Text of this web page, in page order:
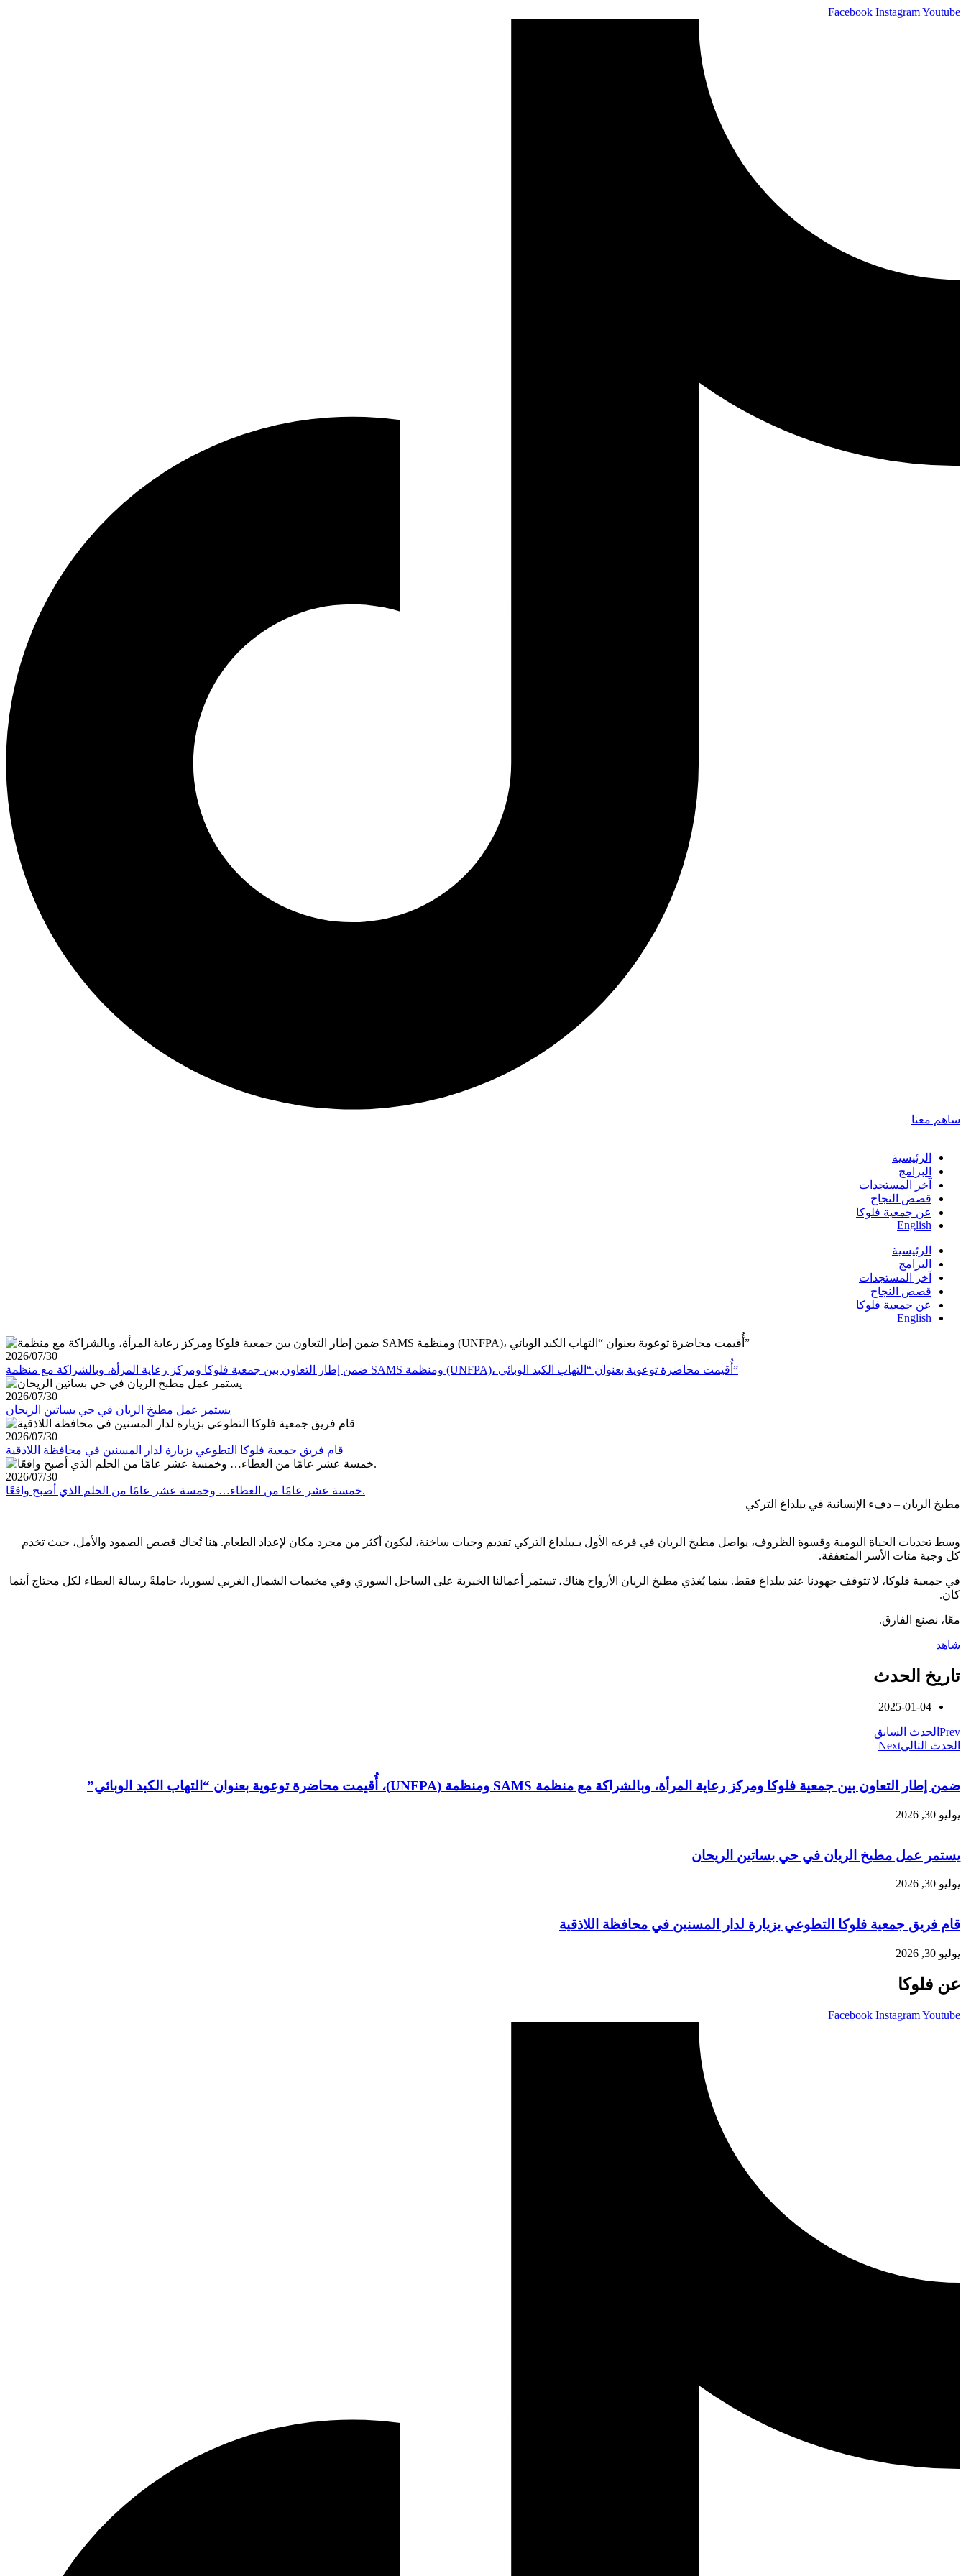
Skip
Facebook InstagramYoutube
ساهم معنا
الرئيسية
البرامج
آخر المستجدات
قصص النجاح
عن جمعية فلوكا
English
الرئيسية
البرامج
آخر المستجدات
قصص النجاح
عن جمعية فلوكا
English
2026/07/30
ضمن إطار التعاون بين جمعية فلوكا ومركز رعاية المرأة، وبالشراكة مع منظمة SAMS ومنظمة (UNFPA)، أُقيمت محاضرة توعوية بعنوان “التهاب الكبد الوبائي”
2026/07/30
يستمر عمل مطبخ الريان في حي بساتين الريحان
2026/07/30
قام فريق جمعية فلوكا التطوعي بزيارة لدار المسنين في محافظة اللاذقية
2026/07/30
خمسة عشر عامًا من العطاء… وخمسة عشر عامًا من الحلم الذي أصبح واقعًا.
مطبخ الريان – دفء الإنسانية في ييلداغ التركي
وسط تحديات الحياة اليومية وقسوة الظروف، يواصل مطبخ الريان في فرعه الأول بـييلداغ التركي تقديم وجبات ساخنة، ليكون أكثر من مجرد مكان لإعداد الطعام. هنا تُحاك قصص الصمود والأمل، حيث تخدم
كل وجبة مئات الأسر المتعففة.
في جمعية فلوكا، لا تتوقف جهودنا عند ييلداغ فقط. بينما يُغذي مطبخ الريان الأرواح هناك، تستمر أعمالنا الخيرية على الساحل السوري وفي مخيمات الشمال الغربي لسوريا، حاملةً رسالة العطاء لكل محتاج أينما
كان.
معًا، نصنع الفارق.
شاهد
تاريخ الحدث
2025-01-04
Prev الحدث السابق
الحدث التاليNext
ضمن إطار التعاون بين جمعية فلوكا ومركز رعاية المرأة، وبالشراكة مع منظمة SAMS ومنظمة (UNFPA)، أُقيمت محاضرة توعوية بعنوان “التهاب الكبد الوبائي”
يوليو 30, 2026
يستمر عمل مطبخ الريان في حي بساتين الريحان
يوليو 30, 2026
قام فريق جمعية فلوكا التطوعي بزيارة لدار المسنين في محافظة اللاذقية
يوليو 30, 2026
عن فلوكا
Facebook InstagramYoutube